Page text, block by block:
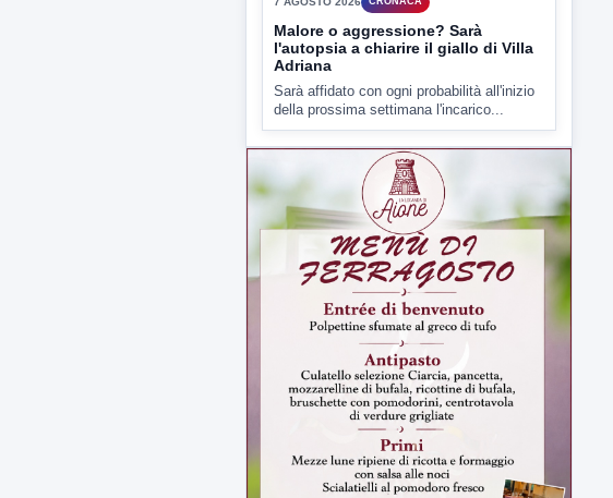
Sarà affidato con ogni probabilità all'inizio
della prossima settimana l'incarico...